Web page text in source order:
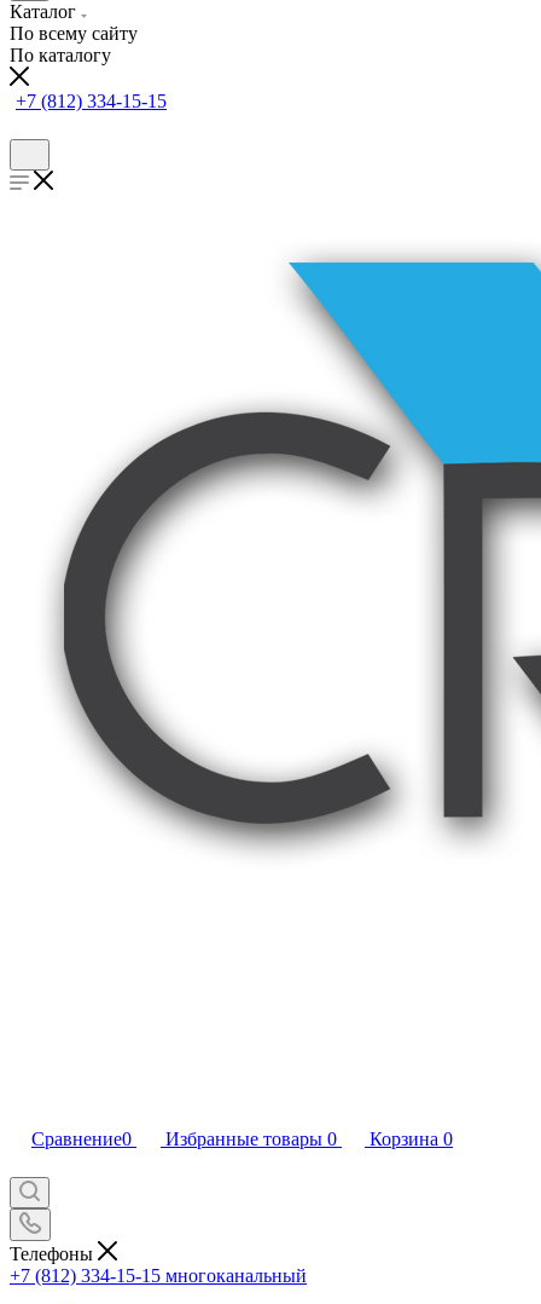
Каталог
По всему сайту
По каталогу
+7 (812) 334-15-15
Сравнение0 Избранные товары 0 Корзина 0
Телефоны
+7 (812) 334-15-15 многоканальный